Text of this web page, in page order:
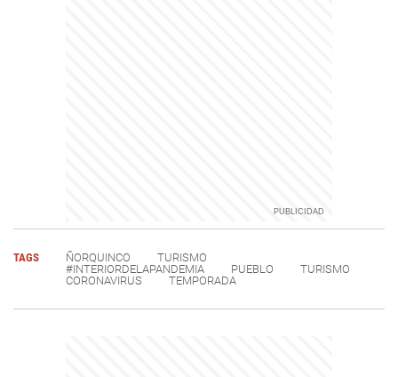
TAGS ÑORQUINCO
TURISMO
#INTERIORDELAPANDEMIA
PUEBLO
TURISMO
CORONAVIRUS
TEMPORADA